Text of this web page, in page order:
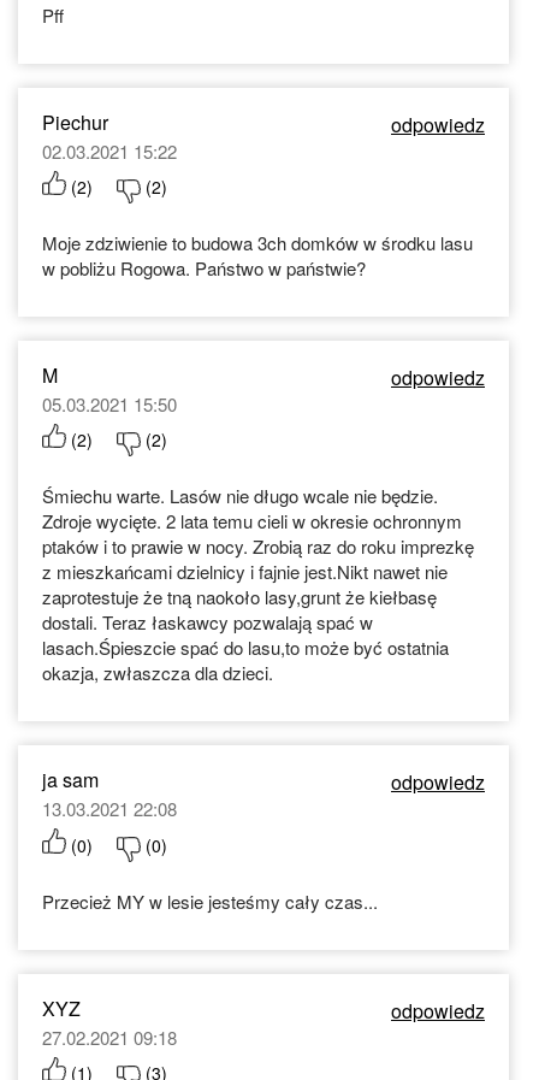
Pff
Piechur odpowiedz
02.03.2021 15:22
(2) (2)
Moje zdziwienie to budowa 3ch domków w środku lasu
w pobliżu Rogowa. Państwo w państwie?
M odpowiedz
05.03.2021 15:50
(2) (2)
Śmiechu warte. Lasów nie długo wcale nie będzie.
Zdroje wycięte. 2 lata temu cieli w okresie ochronnym
ptaków i to prawie w nocy. Zrobią raz do roku imprezkę
z mieszkańcami dzielnicy i fajnie jest.Nikt nawet nie
zaprotestuje że tną naokoło lasy,grunt że kiełbasę
dostali. Teraz łaskawcy pozwalają spać w
lasach.Śpieszcie spać do lasu,to może być ostatnia
okazja, zwłaszcza dla dzieci.
ja sam odpowiedz
13.03.2021 22:08
(0) (0)
Przecież MY w lesie jesteśmy cały czas...
XYZ odpowiedz
27.02.2021 09:18
(1) (3)